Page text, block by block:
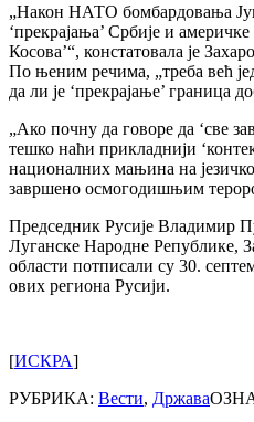
„Након НАТО бомбардовања
‘прекрајања’ Србије и
Косова’“, констатовала је
По њеним речима, „треба већ
да ли је ‘прекрајање’ граница
„Ако почну да говоре да ‘све
тешко наћи прикладнији
националних мањина на
завршено осмогодишњим
Председник Русије Владимир
Луганске Народне Републике,
области потписали су 30.
ових региона Русији.
[ИСКРА]
РУБРИКА: Вести, Држава